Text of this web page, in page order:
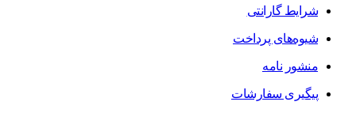
شرایط گارانتی
شیوه‌های پرداخت
منشور نامه
پیگیری سفارشات